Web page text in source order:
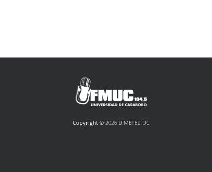
Copyright ©2026 DIMETEL-UC